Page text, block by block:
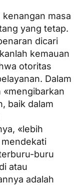
masa
yang tetap.
dicari
kemauan
otoritas
Dalam
baik dalam
«lebih
buru
atau
adalah